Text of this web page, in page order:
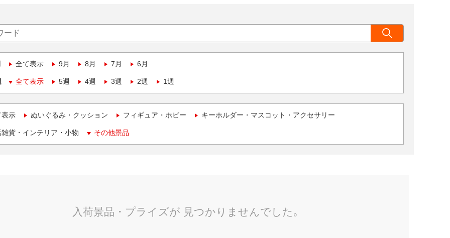
全て表示 9月 8月 7月 6月
全て表示 5週 4週 3週 2週 1週
表示 ぬいぐるみ・クッション フィギュア・ホビー キーホルダー・マスコット・アクセサリー
貨・インテリア・小物 その他景品